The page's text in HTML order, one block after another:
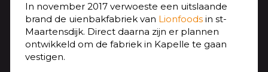
In november 2017 verwoeste een uitslaande
brand de uienbakfabriek van Lionfoods in st-
Maartensdijk. Direct daarna zijn er plannen
ontwikkeld om de fabriek in Kapelle te gaan
vestigen.